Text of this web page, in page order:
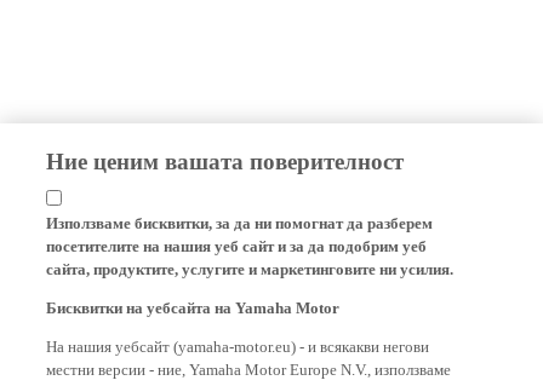
Ние ценим вашата поверителност
Използваме бисквитки, за да ни помогнат да разберем
посетителите на нашия уеб сайт и за да подобрим уеб
сайта, продуктите, услугите и маркетинговите ни усилия.
Бисквитки на уебсайта на Yamaha Motor
На нашия уебсайт (yamaha-motor.eu) - и всякакви негови
местни версии - ние, Yamaha Motor Europe N.V., използваме